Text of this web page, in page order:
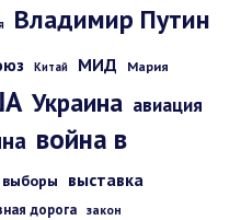
Владимир Путин
Китай МИД Мария
Украина авиация
война в
выборы выставка
дорога закон